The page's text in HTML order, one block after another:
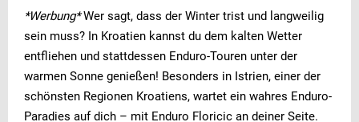
*Werbung*Wer sagt, dass der Winter trist und langweilig
sein muss? In Kroatien kannst du dem kalten Wetter
entfliehen und stattdessen Enduro-Touren unter der
warmen Sonne genießen! Besonders in Istrien, einer der
schönsten Regionen Kroatiens, wartet ein wahres Enduro-
Paradies auf dich – mit Enduro Floricic an deiner Seite.